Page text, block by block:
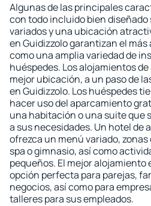
Algunas de las principales
con todo incluido bien
variados y una ubicación
en Guidizzolo garantizan el
como una amplia variedad de
huéspedes. Los alojamientos
mejor ubicación, a un paso de
en Guidizzolo. Los huéspedes
hacer uso del aparcamiento
una habitación o una suite que
a sus necesidades. Un hotel de
ofrezca un menú variado,
spa o gimnasio, así como
pequeños. El mejor alojamiento
opción perfecta para parejas,
negocios, así como para
talleres para sus empleados.